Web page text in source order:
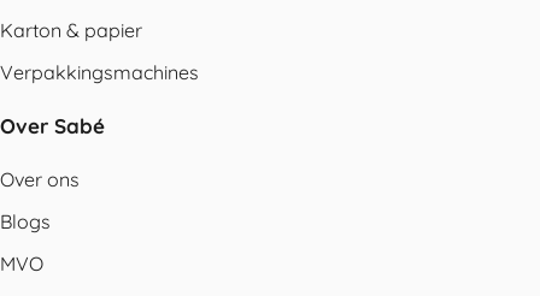
Karton & papier
Verpakkingsmachines
Over Sabé
Over ons
Blogs
MVO